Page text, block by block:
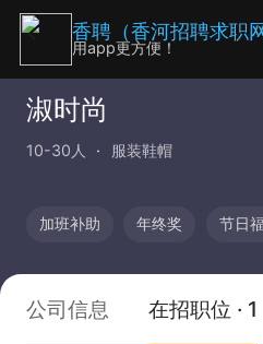
淑时尚
10-30人 服装鞋帽
加班补助 年终奖 节日
公司信息 在招职位 · 1
香聘（香河招聘求职网
用app更方便！